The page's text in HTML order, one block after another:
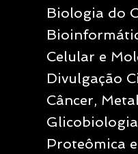
Biologia do
Celular e
Divulgação
Câncer,
Proteômica e